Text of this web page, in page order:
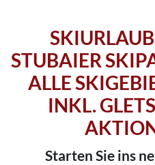
STUBAIER
ALLE
INKL.
Starten Sie ins